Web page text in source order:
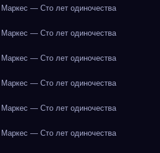
Маркес — Сто лет одиночества
Маркес — Сто лет одиночества
Маркес — Сто лет одиночества
Маркес — Сто лет одиночества
Маркес — Сто лет одиночества
Маркес — Сто лет одиночества